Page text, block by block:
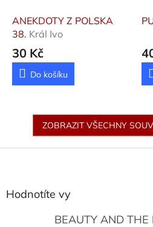
ANEKDOTY Z POLSKA
38. Král Ivo
30 Kč
Do košíku
ZOBRAZIT VŠECHNY
Hodnotíte vy
BEAUTY AND THE